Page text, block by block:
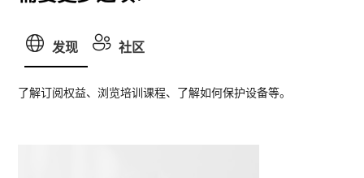
发现 社区
了解订阅权益、浏览培训课程、了解如何保护设备等。